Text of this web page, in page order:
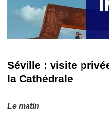
Séville : visite
la Cathédrale
Le matin